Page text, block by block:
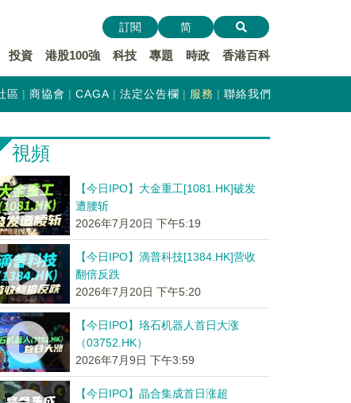
投資 港股100強 科技 專題 時政 香港百科
訂閱 简
區 商協會 CAGA 法定公告欄 服務 聯絡我們
視頻
【今日IPO】大金重工[1081.HK]破发
遭腰斩
2026年7月20日 下午5:19
【今日IPO】滴普科技[1384.HK]营收
翻倍反跌
2026年7月20日 下午5:20
【今日IPO】珞石机器人首日大涨
（03752.HK）
2026年7月9日 下午3:59
【今日IPO】晶合集成首日涨超